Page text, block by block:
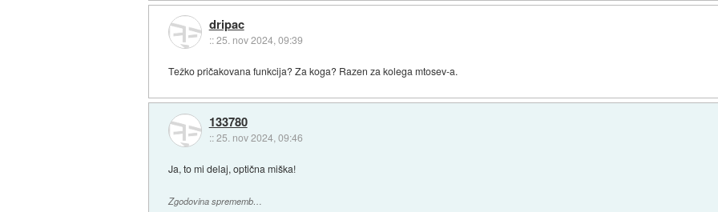
dripac
::25. nov 2024, 09:39
Težko pričakovana funkcija? Za koga? Razen za kolega mtosev-a.
133780
::25. nov 2024, 09:46
Ja, to mi delaj, optična miška!
Zgodovina sprememb…